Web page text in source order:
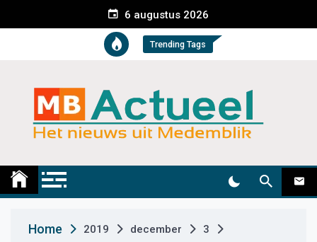
e
t
6 augustus 2026
Trending Tags
Medemblik Actueel
Home 2019 december
3